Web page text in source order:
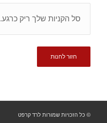
סל הקניות שלך ריק כרגע.
חזור לחנות
© כל הזכויות שמורות לרד קרפט